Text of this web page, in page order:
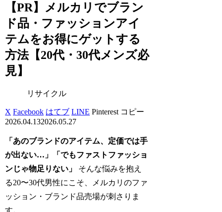
【PR】メルカリでブラン
ド品・ファッションアイ
テムをお得にゲットする
方法【20代・30代メンズ必
見】
リサイクル
X Facebook はてブ LINE Pinterest コピー
2026.04.132026.05.27
「あのブランドのアイテム、定価では手
が出ない…」「でもファストファッショ
ンじゃ物足りない」
そんな悩みを抱え
る20〜30代男性にこそ、メルカリのファ
ッション・ブランド品売場が刺さりま
す。